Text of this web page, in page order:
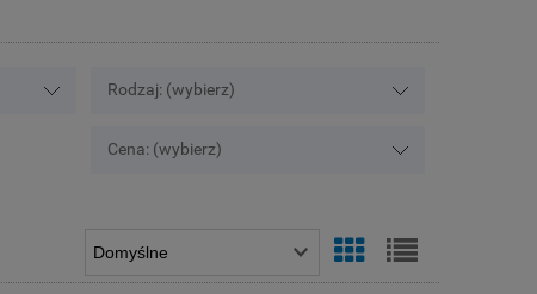
Rodzaj: (wybierz)
Cena: (wybierz)